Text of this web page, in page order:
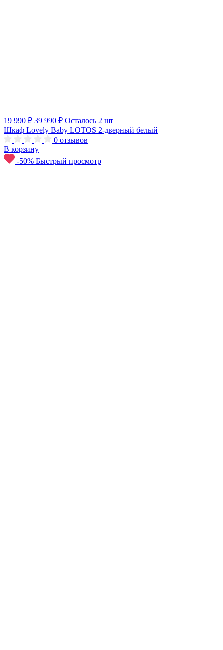
19 990 ₽ 39 990 ₽ Осталось 2 шт
Шкаф Lovely Baby LOTOS 2-дверный белый
0 отзывов
В корзину
-50% Быстрый просмотр